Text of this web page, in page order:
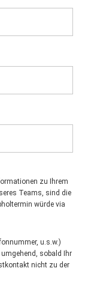
zu Ihrem
Teams, sind die
würde via
u.s.w.)
sobald Ihr
nicht zu der